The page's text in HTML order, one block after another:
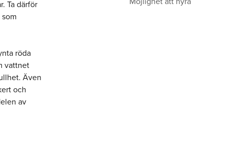
Ta därför
röda
vattnet
Även
och
av